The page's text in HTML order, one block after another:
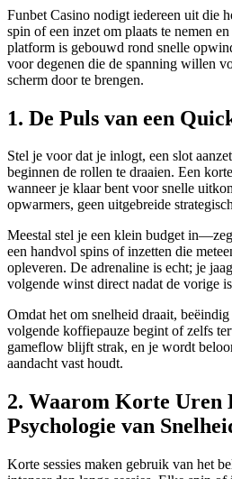
Funbet Casino nodigt iedereen uit die
spin of een inzet om plaats te nemen
platform is gebouwd rond snelle
voor degenen die de spanning willen
scherm door te brengen.
1. De Puls van een
Stel je voor dat je inlogt, een slot
beginnen de rollen te draaien. Een
wanneer je klaar bent voor snelle
opwarmers, geen uitgebreide
Meestal stel je een klein budget
een handvol spins of inzetten die
opleveren. De adrenaline is echt; je
volgende winst direct nadat de vorige
Omdat het om snelheid draait,
volgende koffiepauze begint of zelfs
gameflow blijft strak, en je wordt
aandacht vast houdt.
2. Waarom Korte Uren
Psychologie van
Korte sessies maken gebruik van het